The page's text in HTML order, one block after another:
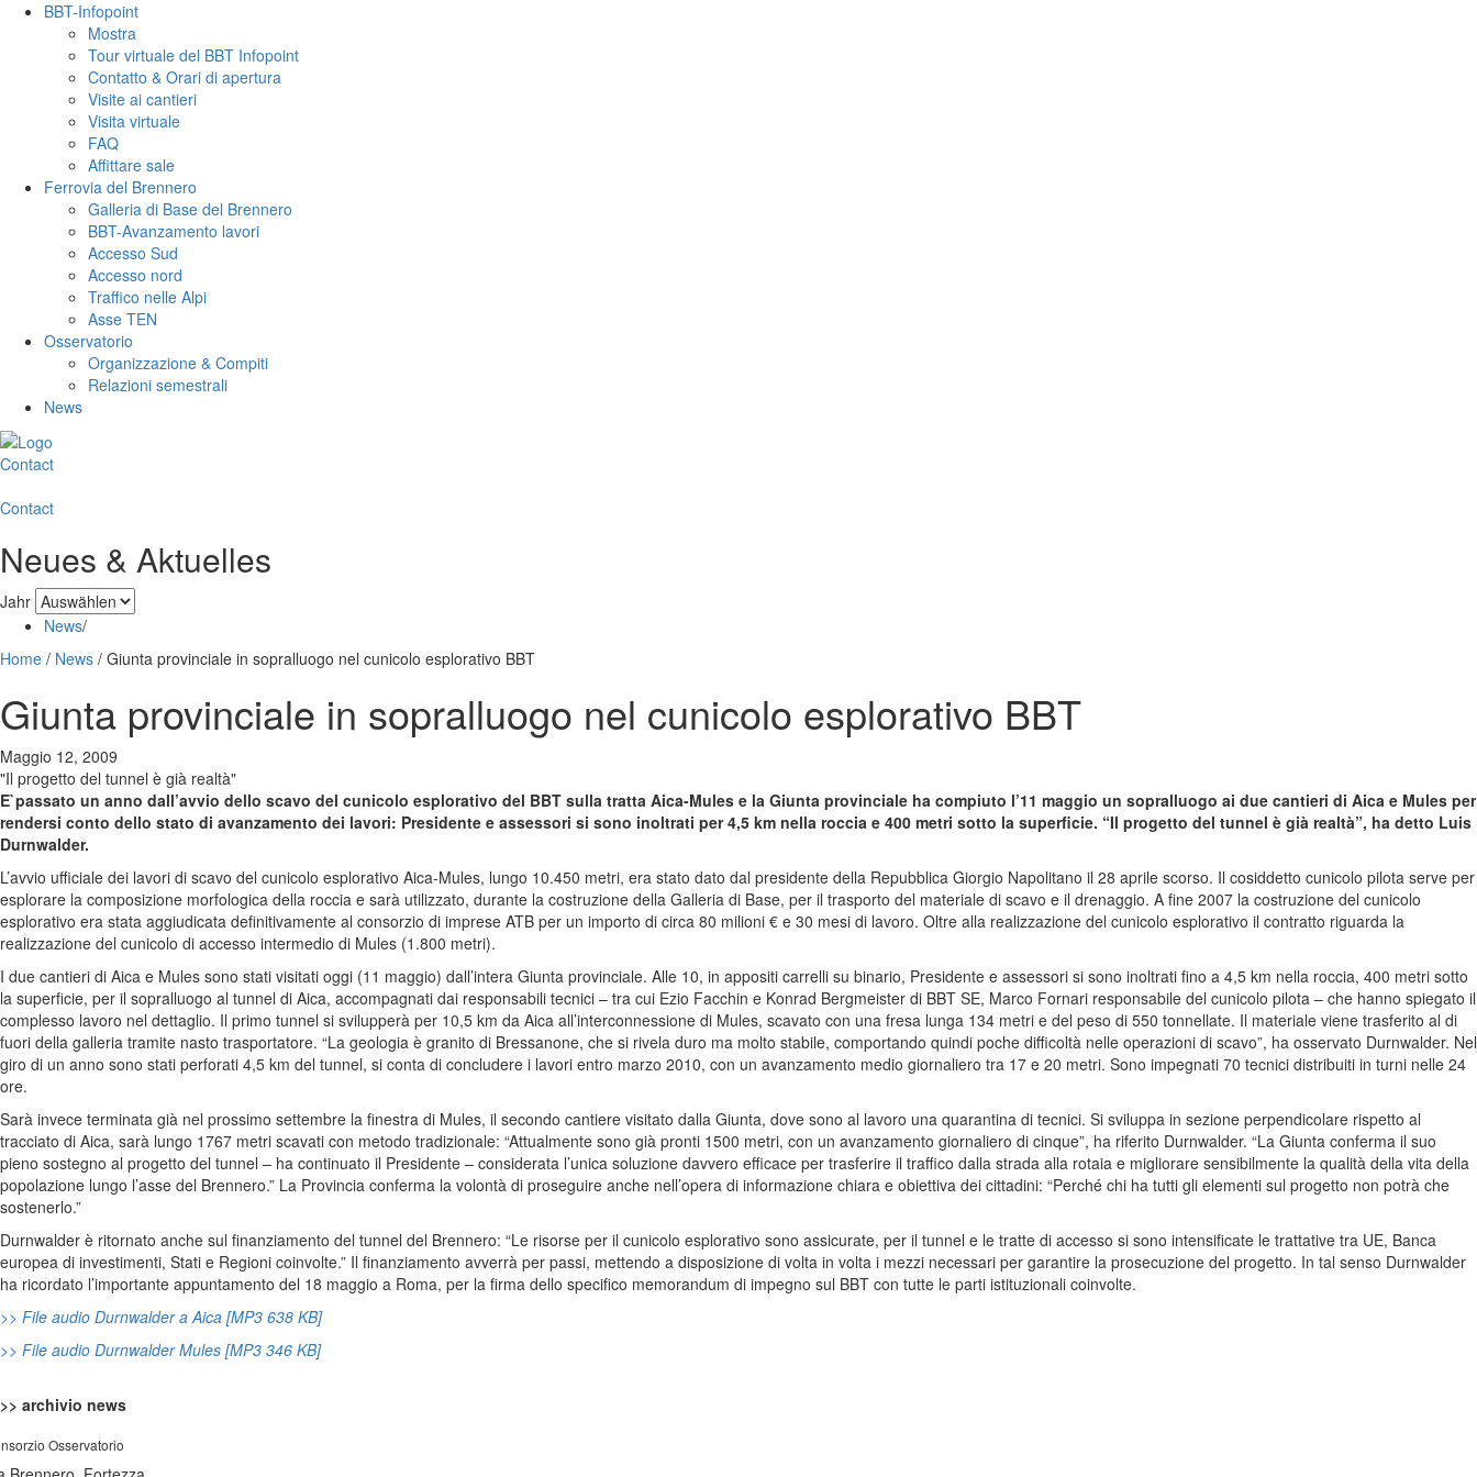
BBT-Infopoint
Mostra
Tour virtuale del BBT Infopoint
Contatto & Orari di apertura
Visite ai cantieri
Visita virtuale
FAQ
Affittare sale
Ferrovia del Brennero
Galleria di Base del Brennero
BBT-Avanzamento lavori
Accesso Sud
Accesso nord
Traffico nelle Alpi
Asse TEN
Osservatorio
Organizzazione & Compiti
Relazioni semestrali
News
Contact
Contact
Neues & Aktuelles
Jahr
News/
Home / News / Giunta provinciale in sopralluogo nel cunicolo esplorativo BBT
Giunta provinciale in sopralluogo nel cunicolo esplorativo BBT
Maggio 12, 2009
"Il progetto del tunnel è già realtà"
E`passato un anno dall’avvio dello scavo del cunicolo esplorativo del BBT sulla tratta Aica-Mules e la Giunta provinciale ha compiuto l’11 maggio un sopralluogo ai due cantieri di Aica e Mules per
rendersi conto dello stato di avanzamento dei lavori: Presidente e assessori si sono inoltrati per 4,5 km nella roccia e 400 metri sotto la superficie. “Il progetto del tunnel è già realtà”, ha detto Luis
Durnwalder.
L’avvio ufficiale dei lavori di scavo del cunicolo esplorativo Aica-Mules, lungo 10.450 metri, era stato dato dal presidente della Repubblica Giorgio Napolitano il 28 aprile scorso. Il cosiddetto cunicolo pilota serve per
esplorare la composizione morfologica della roccia e sarà utilizzato, durante la costruzione della Galleria di Base, per il trasporto del materiale di scavo e il drenaggio. A fine 2007 la costruzione del cunicolo
esplorativo era stata aggiudicata definitivamente al consorzio di imprese ATB per un importo di circa 80 milioni € e 30 mesi di lavoro. Oltre alla realizzazione del cunicolo esplorativo il contratto riguarda la
realizzazione del cunicolo di accesso intermedio di Mules (1.800 metri).
I due cantieri di Aica e Mules sono stati visitati oggi (11 maggio) dall’intera Giunta provinciale. Alle 10, in appositi carrelli su binario, Presidente e assessori si sono inoltrati fino a 4,5 km nella roccia, 400 metri sotto
la superficie, per il sopralluogo al tunnel di Aica, accompagnati dai responsabili tecnici – tra cui Ezio Facchin e Konrad Bergmeister di BBT SE, Marco Fornari responsabile del cunicolo pilota – che hanno spiegato il
complesso lavoro nel dettaglio. Il primo tunnel si svilupperà per 10,5 km da Aica all’interconnessione di Mules, scavato con una fresa lunga 134 metri e del peso di 550 tonnellate. Il materiale viene trasferito al di
fuori della galleria tramite nasto trasportatore. “La geologia è granito di Bressanone, che si rivela duro ma molto stabile, comportando quindi poche difficoltà nelle operazioni di scavo”, ha osservato Durnwalder. Nel
giro di un anno sono stati perforati 4,5 km del tunnel, si conta di concludere i lavori entro marzo 2010, con un avanzamento medio giornaliero tra 17 e 20 metri. Sono impegnati 70 tecnici distribuiti in turni nelle 24
ore.
Sarà invece terminata già nel prossimo settembre la finestra di Mules, il secondo cantiere visitato dalla Giunta, dove sono al lavoro una quarantina di tecnici. Si sviluppa in sezione perpendicolare rispetto al
tracciato di Aica, sarà lungo 1767 metri scavati con metodo tradizionale: “Attualmente sono già pronti 1500 metri, con un avanzamento giornaliero di cinque”, ha riferito Durnwalder. “La Giunta conferma il suo
pieno sostegno al progetto del tunnel – ha continuato il Presidente – considerata l’unica soluzione davvero efficace per trasferire il traffico dalla strada alla rotaia e migliorare sensibilmente la qualità della vita della
popolazione lungo l’asse del Brennero.” La Provincia conferma la volontà di proseguire anche nell’opera di informazione chiara e obiettiva dei cittadini: “Perché chi ha tutti gli elementi sul progetto non potrà che
sostenerlo.”
Durnwalder è ritornato anche sul finanziamento del tunnel del Brennero: “Le risorse per il cunicolo esplorativo sono assicurate, per il tunnel e le tratte di accesso si sono intensificate le trattative tra UE, Banca
europea di investimenti, Stati e Regioni coinvolte.” Il finanziamento avverrà per passi, mettendo a disposizione di volta in volta i mezzi necessari per garantire la prosecuzione del progetto. In tal senso Durnwalder
ha ricordato l’importante appuntamento del 18 maggio a Roma, per la firma dello specifico memorandum di impegno sul BBT con tutte le parti istituzionali coinvolte.
>> File audio Durnwalder a Aica [MP3 638 KB]
>> File audio Durnwalder Mules [MP3 346 KB]
>> archivio news
Osservatorio